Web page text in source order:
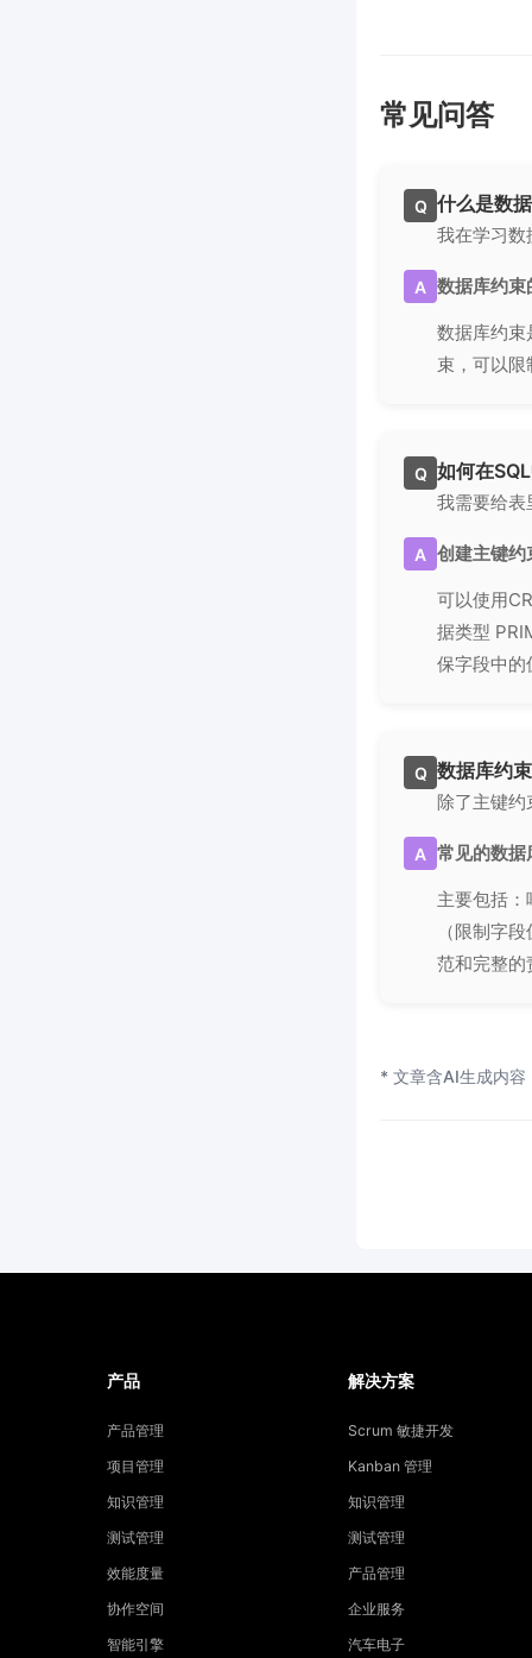
常见问答
Q 什么是数
我在学习数
A 数据库约束
数据库约束
束，可以
Q 如何在
我需要给表
A 创建主键
可以使用
据类型
保字段中的
Q 数据库约
除了主键
A 常见的数据
主要包括
（限制字
范和完整的
* 文章含AI生成内容
产品
产品管理
项目管理
知识管理
测试管理
效能度量
协作空间
智能引擎
解决方案
Scrum 敏捷开发
Kanban 管理
知识管理
测试管理
产品管理
企业服务
汽车电子